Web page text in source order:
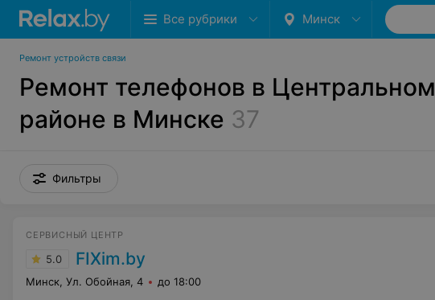
Все рубрики Минск
Ремонт устройств связи
Ремонт телефонов в Центральном
районе в Минске 37
Фильтры
СЕРВИСНЫЙ ЦЕНТР
5.0 FIXim.by
Минск, Ул. Обойная, 4 до 18:00